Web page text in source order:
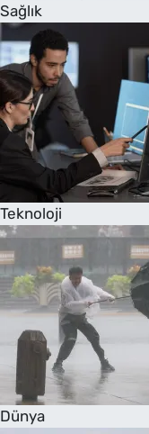
Sağlık
Teknoloji
Dünya